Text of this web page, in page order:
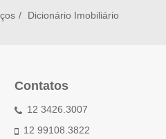
Dicionário Imobiliário
Contatos
12 3426.3007
12 99108.3822